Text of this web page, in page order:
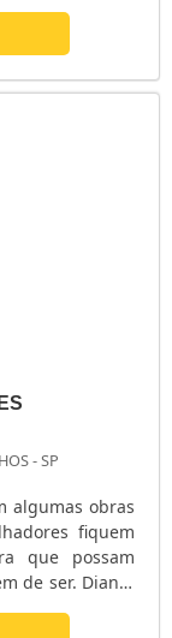
Para
e elevador de
a empresa
- SP
algumas obras
fiquem
que possam
de ser. Diante
faz-se
funcionários